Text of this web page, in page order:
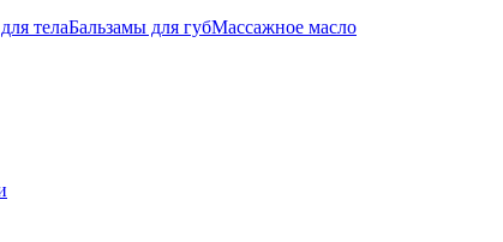
телаБальзамы для губМассажное масло